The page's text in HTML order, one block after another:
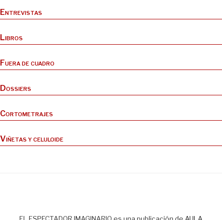
Entrevistas
Libros
Fuera de cuadro
Dossiers
Cortometrajes
Viñetas y celuloide